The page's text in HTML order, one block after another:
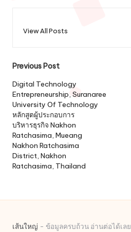
View All Posts
Post
navigation
Previous Post
Digital Technology
Entrepreneurship, Suranaree
University Of Technology
หลักสูตผู้ประกอบการ
บริหารธุรกิจ Nakhon
Ratchasima, Mueang
Nakhon Ratchasima
District, Nakhon
Ratchasima, Thailand
เส้นใหญ่ - ข้อมูลครบถ้วน อ่านต่อได้เลย